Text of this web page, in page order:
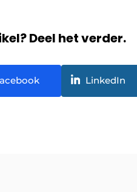
Deel het verder.
LinkedIn